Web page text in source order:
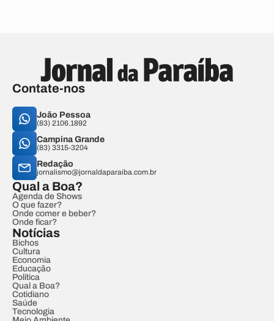
Contate-nos
João Pessoa
(83) 2106.1892
Campina Grande
(83) 3315-3204
Redação
jornalismo@jornaldaparaiba.com.br
Qual a Boa?
Agenda de Shows
O que fazer?
Onde comer e beber?
Onde ficar?
Notícias
Bichos
Cultura
Economia
Educação
Política
Qual a Boa?
Cotidiano
Saúde
Tecnologia